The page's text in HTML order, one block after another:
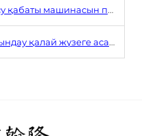
пайдалану арқылы ең көп нәтиже аледі?
қалай жүзеге асатыны